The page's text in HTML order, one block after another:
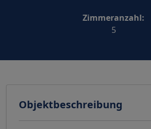
Zimmeranzahl:
5
Objektbeschreibung